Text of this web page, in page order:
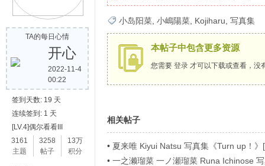
TA的每日心情
开心
2022-11-4
00:22
签到天数: 19 天
连续签到: 1 天
[LV.4]偶尔看看III
3161
主题
3258
帖子
13万
积分
小岛阳菜 小嶋陽菜 Kojiharu 写真集
本帖子中包含更多资源
您需要 登录 才可以下载或查看，没
相关帖子
• 夏来唯 Kiyui Natsu 写真集《Turn up！》
• 一之濑瑠菜 一ノ瀬瑠菜 Runa Ichinose